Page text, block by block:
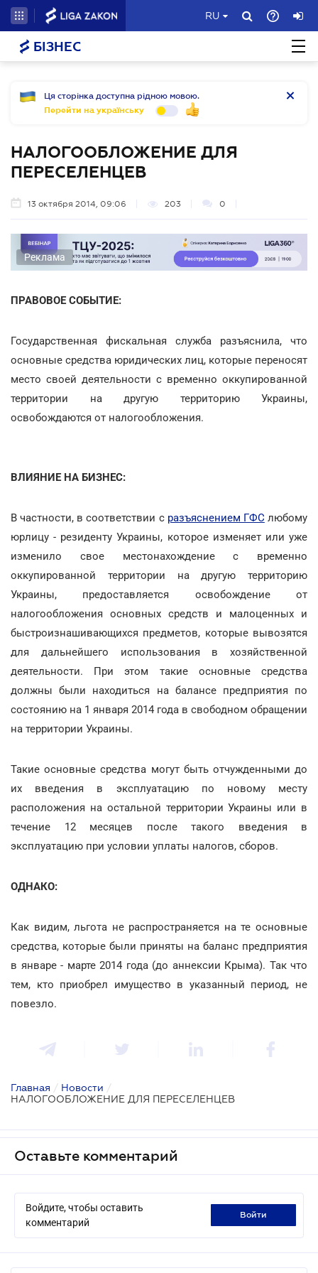
RU
БІЗНЕС
Ця сторінка доступна рідною мовою.
Перейти на українську
НАЛОГООБЛОЖЕНИЕ ДЛЯ
ПЕРЕСЕЛЕНЦЕВ
13 октября 2014, 09:06 203 0
Реклама
ПРАВОВОЕ СОБЫТИЕ:
Государственная фискальная служба разъяснила, что
основные средства юридических лиц, которые переносят
место своей деятельности с временно оккупированной
территории на другую территорию Украины,
освобождаются от налогообложения.
ВЛИЯНИЕ НА БИЗНЕС:
В частности, в соответствии с разъяснением ГФС любому
юрлицу - резиденту Украины, которое изменяет или уже
изменило свое местонахождение с временно
оккупированной территории на другую территорию
Украины, предоставляется освобождение от
налогообложения основных средств и малоценных и
быстроизнашивающихся предметов, которые вывозятся
для дальнейшего использования в хозяйственной
деятельности. При этом такие основные средства
должны были находиться на балансе предприятия по
состоянию на 1 января 2014 года в свободном обращении
на территории Украины.
Такие основные средства могут быть отчужденными до
их введения в эксплуатацию по новому месту
расположения на остальной территории Украины или в
течение 12 месяцев после такого введения в
эксплуатацию при условии уплаты налогов, сборов.
ОДНАКО:
Как видим, льгота не распространяется на те основные
средства, которые были приняты на баланс предприятия
в январе - марте 2014 года (до аннексии Крыма). Так что
тем, кто приобрел имущество в указанный период, не
повезло.
Главная / Новости /
НАЛОГООБЛОЖЕНИЕ ДЛЯ ПЕРЕСЕЛЕНЦЕВ
Оставьте комментарий
Войдите, чтобы оставить
комментарий
войти